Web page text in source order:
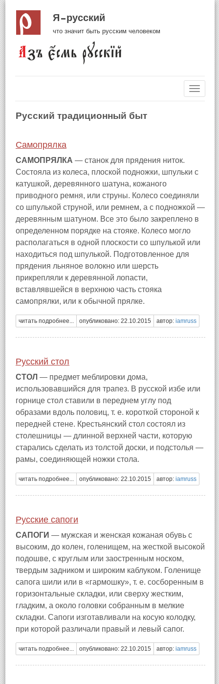
Я русский
что значит быть русским человеком
Русский традиционный быт
Самопрялка
САМОПРЯЛКА — станок для прядения ниток.
Состояла из колеса, плоской подножки, шпульки с
катушкой, деревянного шатуна, кожаного
приводного ремня, или струны. Колесо соединяли
со шпулькой струной, или ремнем, а с подножкой —
деревянным шатуном. Все это было закреплено в
определенном порядке на стояке. Колесо могло
располагаться в одной плоскости со шпулькой или
находиться под шпулькой. Подготовленное для
прядения льняное волокно или шерсть
прикрепляли к деревянной лопасти,
вставлявшейся в верхнюю часть стояка
самопрялки, или к обычной прялке.
читать подробнее... опубликовано: 22.10.2015 автор: iamruss
Русский стол
СТОЛ — предмет меблировки дома,
использовавшийся для трапез. В русской избе или
горнице стол ставили в переднем углу под
образами вдоль половиц, т. е. короткой стороной к
передней стене. Крестьянский стол состоял из
столешницы — длинной верхней части, которую
старались сделать из толстой доски, и подстолья —
рамы, соединяющей ножки стола.
читать подробнее... опубликовано: 22.10.2015 автор: iamruss
Русские сапоги
САПОГИ — мужская и женская кожаная обувь с
высоким, до колен, голенищем, на жесткой высокой
подошве, с круглым или заостренным носком,
твердым задником и широким каблуком. Голенище
сапога шили или в «гармошку», т. е. сосборенным в
горизонтальные складки, или сверху жестким,
гладким, а около головки собранным в мелкие
складки. Сапоги изготавливали на косую колодку,
при которой различали правый и левый сапог.
читать подробнее... опубликовано: 22.10.2015 автор: iamruss